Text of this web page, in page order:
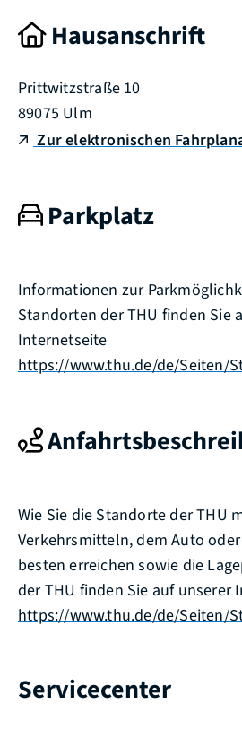
Hausanschrift
Prittwitzstraße 10
89075 Ulm
Zur elektronischen
Parkplatz
Informationen zur
Standorten der THU finden Sie
Internetseite
https://www.thu.de/de/Seiten/
Wie Sie die Standorte der THU
Verkehrsmitteln, dem Auto
besten erreichen sowie die
der THU finden Sie auf unserer
https://www.thu.de/de/Seiten/
Servicecenter